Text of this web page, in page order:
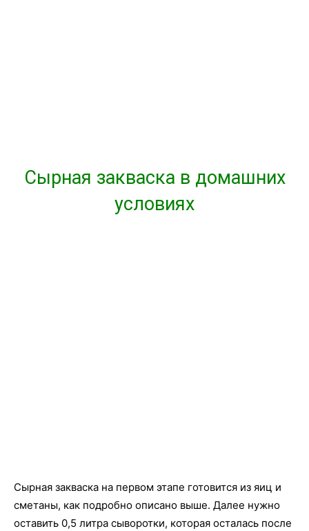
Сырная закваска в домашних
условиях
Сырная закваска на первом этапе готовится из яиц и
сметаны, как подробно описано выше. Далее нужно
оставить 0,5 литра сыворотки, которая осталась после